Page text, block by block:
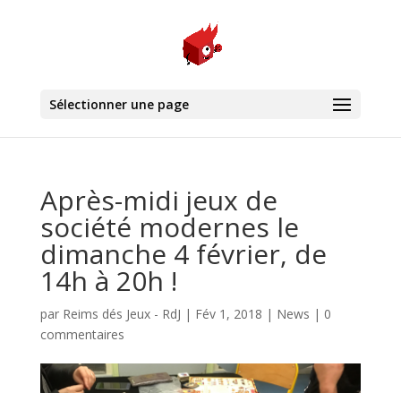
Sélectionner une page
Après-midi jeux de
société modernes le
dimanche 4 février, de
14h à 20h !
par Reims dés Jeux - RdJ | Fév 1, 2018 | News | 0
commentaires